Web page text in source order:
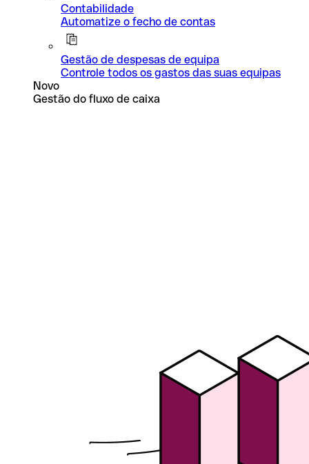
Contabilidade
Automatize o fecho de contas
Gestão de despesas de equipa
Controle todos os gastos das suas equipas
Novo
Gestão do fluxo de caixa